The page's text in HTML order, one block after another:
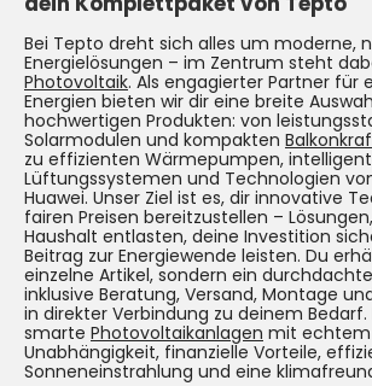
Bei Tepto dreht sich alles um moderne,
Energielösungen – im Zentrum steht
Photovoltaik. Als engagierter Partner für
Energien bieten wir dir eine breite
hochwertigen Produkten: von
Solarmodulen und kompakten
zu effizienten Wärmepumpen,
Lüftungssystemen und Technologien
Huawei. Unser Ziel ist es, dir innovative
fairen Preisen bereitzustellen –
Haushalt entlasten, deine Investition
Beitrag zur Energiewende leisten. Du
einzelne Artikel, sondern ein
inklusive Beratung, Versand, Montage
in direkter Verbindung zu deinem
smarte Photovoltaikanlagen mit echtem
Unabhängigkeit, finanzielle Vorteile,
Sonneneinstrahlung und eine